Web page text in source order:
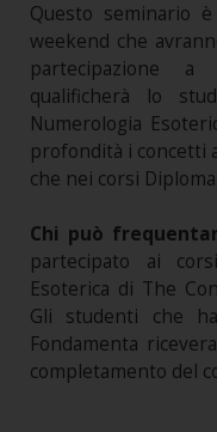
Questo seminario
weekend che
partecipazione
qualificherà lo
Numerologia
profondità i concetti
che nei corsi Diploma.
Chi può
partecipato ai
Esoterica di The
Gli studenti che
Fondamenta
completamento del